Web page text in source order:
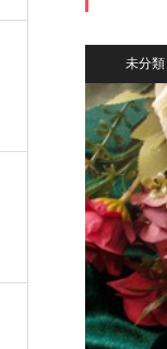
未分類